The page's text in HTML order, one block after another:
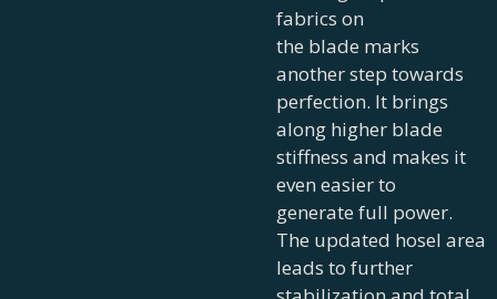
fabrics on
the blade marks
another step towards
perfection. It brings
along higher blade
stiffness and makes it
even easier to
generate full power.
The updated hosel area
leads to further